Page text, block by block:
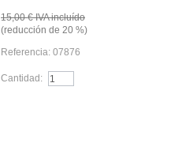
15,00 €IVA incluído
(reducción de 20 %)
Referencia: 07876
Cantidad: